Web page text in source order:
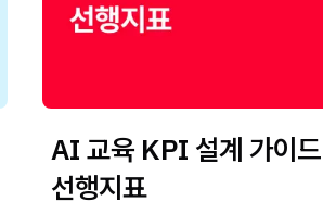
AI 교육 KPI 설계 가이
선행지표